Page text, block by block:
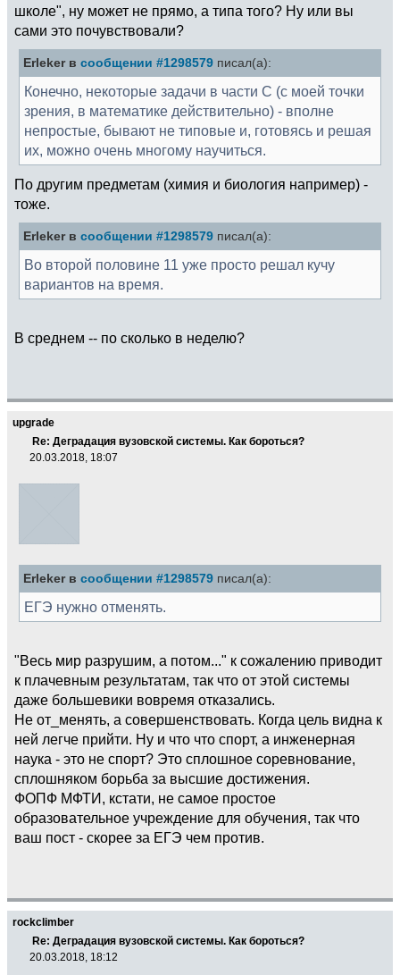
школе", ну может не прямо, а типа того? Ну или вы
сами это почувствовали?
Erleker в сообщении #1298579 писал(а):
Конечно, некоторые задачи в части C (с моей точки
зрения, в математике действительно) - вполне
непростые, бывают не типовые и, готовясь и решая
их, можно очень многому научиться.
По другим предметам (химия и биология например) -
тоже.
Erleker в сообщении #1298579 писал(а):
Во второй половине 11 уже просто решал кучу
вариантов на время.
В среднем -- по сколько в неделю?
upgrade
Re: Деградация вузовской системы. Как бороться?
20.03.2018, 18:07
Erleker в сообщении #1298579 писал(а):
ЕГЭ нужно отменять.
"Весь мир разрушим, а потом..." к сожалению приводит
к плачевным результатам, так что от этой системы
даже большевики вовремя отказались.
Не от_менять, а совершенствовать. Когда цель видна к
ней легче прийти. Ну и что что спорт, а инженерная
наука - это не спорт? Это сплошное соревнование,
сплошняком борьба за высшие достижения.
ФОПФ МФТИ, кстати, не самое простое
образовательное учреждение для обучения, так что
ваш пост - скорее за ЕГЭ чем против.
rockclimber
Re: Деградация вузовской системы. Как бороться?
20.03.2018, 18:12